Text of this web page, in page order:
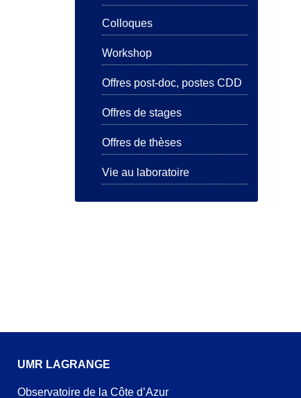
Colloques
Workshop
Offres post-doc, postes CDD
Offres de stages
Offres de thèses
Vie au laboratoire
UMR LAGRANGE
Observatoire de la Côte d’Azur